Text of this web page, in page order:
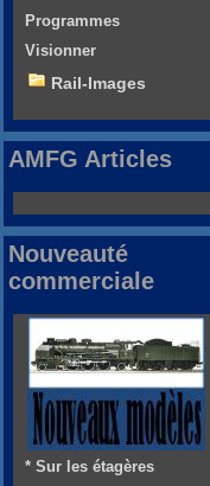
Programmes
Visionner
Rail-Images
AMFG Articles
Nouveauté
commerciale
* Sur les étagères